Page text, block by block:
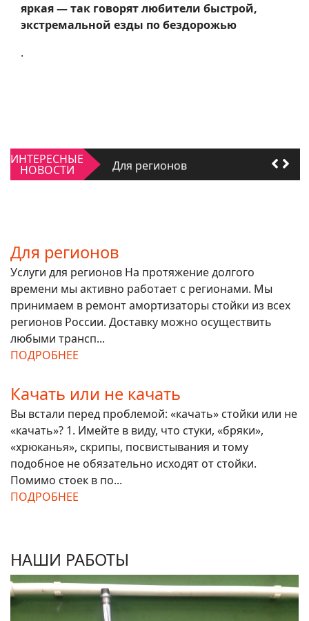
яркая — так говорят любители быстрой,
экстремальной езды по бездорожью
.
ИНТЕРЕСНЫЕ
НОВОСТИ Для регионов
Для регионов
Услуги для регионов На протяжение долгого
времени мы активно работает с регионами. Мы
принимаем в ремонт амортизаторы стойки из всех
регионов России. Доставку можно осуществить
любыми трансп...
ПОДРОБНЕЕ
Качать или не качать
Вы встали перед проблемой: «качать» стойки или не
«качать»? 1. Имейте в виду, что стуки, «бряки»,
«хрюканья», скрипы, посвистывания и тому
подобное не обязательно исходят от стойки.
Помимо стоек в по...
ПОДРОБНЕЕ
НАШИ РАБОТЫ